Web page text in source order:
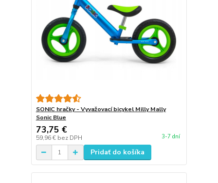
SONIC hračky - Vyvažovací bicykel Milly Mally
Sonic Blue
73,75 €
59,96 € bez DPH 3-7 dní
Pridať do košíka